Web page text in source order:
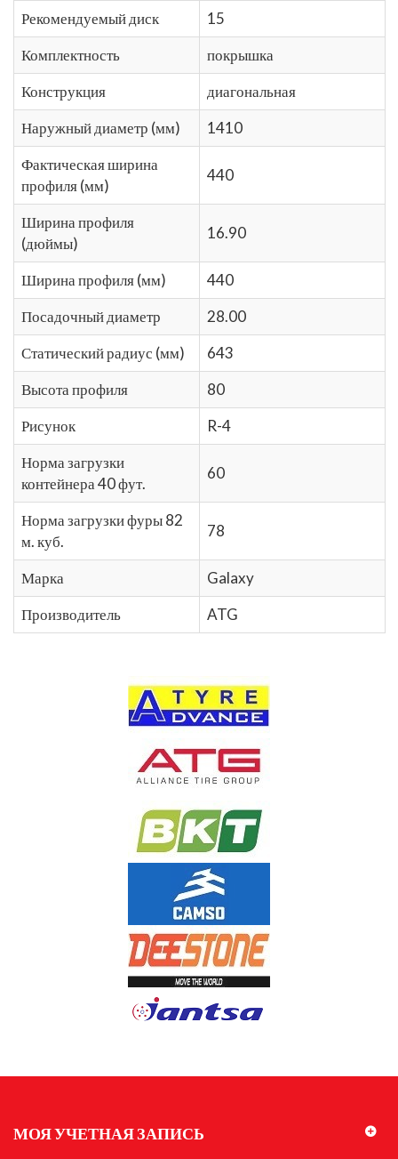
Рекомендуемый диск
15
Комплектность
покрышка
Конструкция
диагональная
Наружный диаметр (мм)
1410
Фактическая ширина
профиля (мм)
440
Ширина профиля
(дюймы)
16.90
Ширина профиля (мм)
440
Посадочный диаметр
28.00
Статический радиус (мм)
643
Высота профиля
80
Рисунок
R-4
Норма загрузки
контейнера 40 фут.
60
Норма загрузки фуры 82
м. куб.
78
Марка
Galaxy
Производитель
ATG
МОЯ УЧЕТНАЯ ЗАПИСЬ